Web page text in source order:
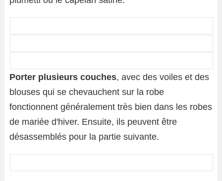
Porter plusieurs couches, avec des voiles et des
blouses qui se chevauchent sur la robe
fonctionnent généralement très bien dans les robes
de mariée d'hiver. Ensuite, ils peuvent être
désassemblés pour la partie suivante.